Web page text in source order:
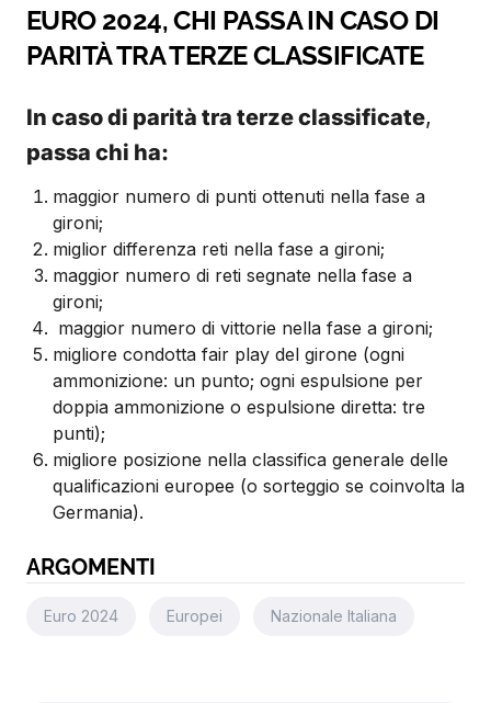
EURO 2024, CHI PASSA IN CASO DI
PARITÀ TRA TERZE CLASSIFICATE
In caso di parità tra terze classificate,
passa chi ha:
maggior numero di punti ottenuti nella fase a
gironi;
miglior differenza reti nella fase a gironi;
maggior numero di reti segnate nella fase a
gironi;
maggior numero di vittorie nella fase a gironi;
migliore condotta fair play del girone (ogni
ammonizione: un punto; ogni espulsione per
doppia ammonizione o espulsione diretta: tre
punti);
migliore posizione nella classifica generale delle
qualificazioni europee (o sorteggio se coinvolta la
Germania).
ARGOMENTI
Euro 2024 Europei Nazionale Italiana